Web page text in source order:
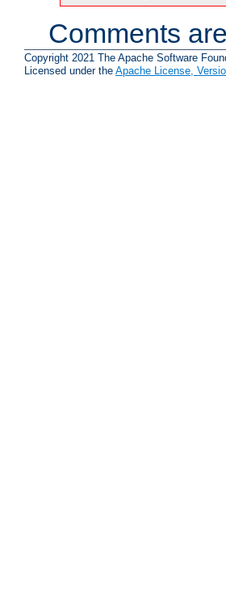
Comments
Copyright 2021 The Apache Software
Licensed under the Apache License,